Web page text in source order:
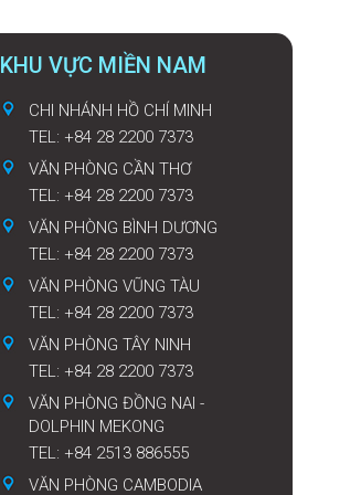
KHU VỰC MIỀN NAM
CHI NHÁNH HỒ CHÍ MINH
TEL: +84 28 2200 7373
VĂN PHÒNG CẦN THƠ
TEL: +84 28 2200 7373
VĂN PHÒNG BÌNH DƯƠNG
TEL: +84 28 2200 7373
VĂN PHÒNG VŨNG TÀU
TEL: +84 28 2200 7373
VĂN PHÒNG TÂY NINH
TEL: +84 28 2200 7373
VĂN PHÒNG ĐỒNG NAI -
DOLPHIN MEKONG
TEL: +84 2513 886555
VĂN PHÒNG CAMBODIA